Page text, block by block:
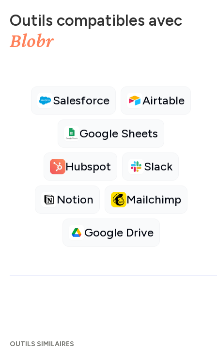
Outils compatibles avec
Blobr
Salesforce Airtable
Google Sheets
Hubspot Slack
Notion Mailchimp
Google Drive
OUTILS SIMILAIRES